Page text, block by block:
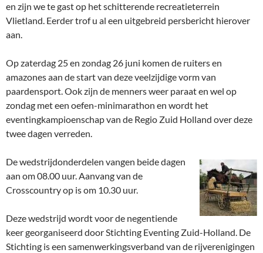
en zijn we te gast op het schitterende recreatieterrein
Vlietland. Eerder trof u al een uitgebreid persbericht hierover
aan.
Op zaterdag 25 en zondag 26 juni komen de ruiters en
amazones aan de start van deze veelzijdige vorm van
paardensport. Ook zijn de menners weer paraat en wel op
zondag met een oefen-minimarathon en wordt het
eventingkampioenschap van de Regio Zuid Holland over deze
twee dagen verreden.
De wedstrijdonderdelen vangen beide dagen
aan om 08.00 uur. Aanvang van de
Crosscountry op is om 10.30 uur.
Deze wedstrijd wordt voor de negentiende
keer georganiseerd door Stichting Eventing Zuid-Holland. De
Stichting is een samenwerkingsverband van de rijverenigingen